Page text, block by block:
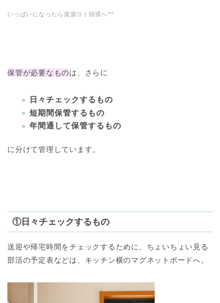
いっぱいになったら資源ゴミ回収へ^^
保管が必要なものは、さらに
日々チェックするもの
短期間保管するもの
年間通して保管するもの
に分けて管理しています。
①日々チェックするもの
送迎や帰宅時間をチェックするために、ちょいちょい見る
部活の予定表などは、キッチン横のマグネットボードへ。